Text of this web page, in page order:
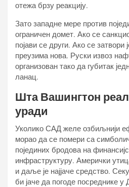
отежа брзу реакцију.
Зато западне мере против
ограничен домет. Ако се
појави се други. Ако се
преузима нова. Руски извоз
организован тако да губитак
ланац.
Шта Вашингтон
уради
Уколико САД желе озбиљнији
морао да се помери са
појединих бродова на
инфраструктуру. Амерички
и даље је најјаче средство.
би јаче да погоде посреднике у